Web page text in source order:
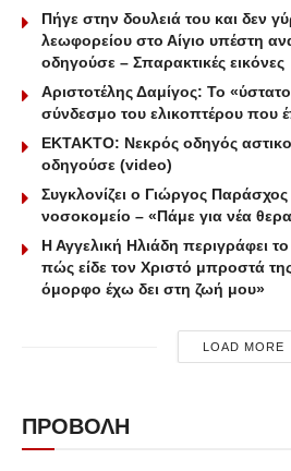
Πήγε στην δουλειά του και δεν
λεωφορείου στο Αίγιο υπέστη
οδηγούσε – Σπαρακτικές εικόνες
Αριστοτέλης Δαμίγος: Το
σύνδεσμο του ελικοπτέρου που
ΕΚΤΑΚΤΟ: Νεκρός οδηγός
οδηγούσε (video)
Συγκλονίζει ο Γιώργος
νοσοκομείο – «Πάμε για νέα
Η Αγγελική Ηλιάδη περιγράφει
πώς είδε τον Χριστό μπροστά
όμορφο έχω δει στη ζωή μου»
LOAD MORE
ΠΡΟΒΟΛΗ